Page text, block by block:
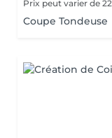
Coupe Tondeuse